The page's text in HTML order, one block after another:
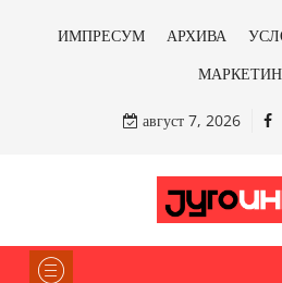
ИМПРЕСУМ АРХИВА
август 7, 2026